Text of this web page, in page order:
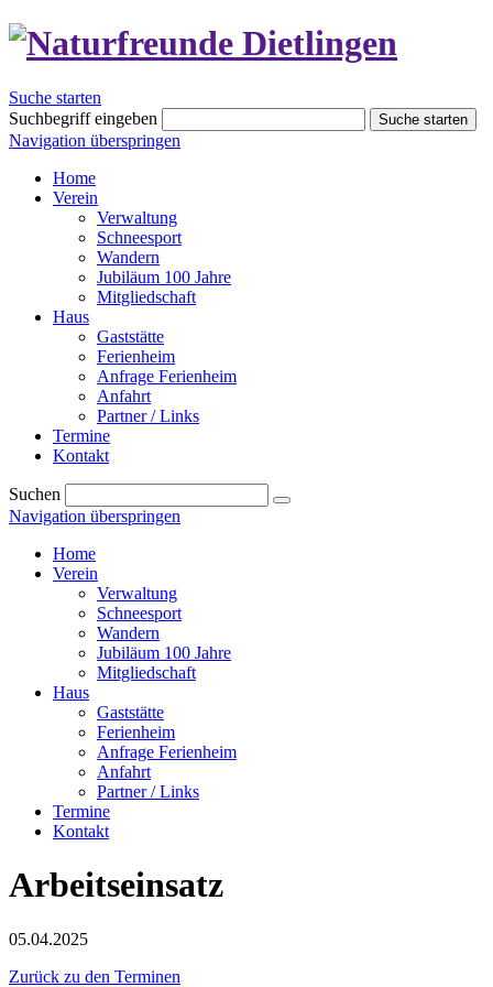
Suche starten
Suchbegriff eingeben
Suche starten
Navigation überspringen
Home
Verein
Verwaltung
Schneesport
Wandern
Jubiläum 100 Jahre
Mitgliedschaft
Haus
Gaststätte
Ferienheim
Anfrage Ferienheim
Anfahrt
Partner / Links
Termine
Kontakt
Suchen
Navigation überspringen
Home
Verein
Verwaltung
Schneesport
Wandern
Jubiläum 100 Jahre
Mitgliedschaft
Haus
Gaststätte
Ferienheim
Anfrage Ferienheim
Anfahrt
Partner / Links
Termine
Kontakt
Arbeitseinsatz
05.04.2025
Zurück zu den Terminen